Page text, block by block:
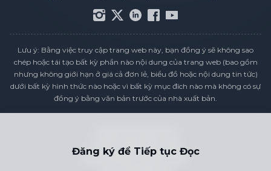
Đăng ký để Tiếp tục Đọc
Lưu ý: Bằng việc truy cập trang web này, bạn đồng ý sẽ không sao
chép hoặc tái tạo bất kỳ phần nào nội dung của trang web (bao gồm
nhưng không giới hạn ở giá cả đơn lẻ, biểu đồ hoặc nội dung tin tức)
dưới bất kỳ hình thức nào hoặc vì bất kỳ mục đích nào mà không có sự
đồng ý bằng văn bản trước của nhà xuất bản.
Chính sách Bảo mật
Điều khoản & Điều kiện